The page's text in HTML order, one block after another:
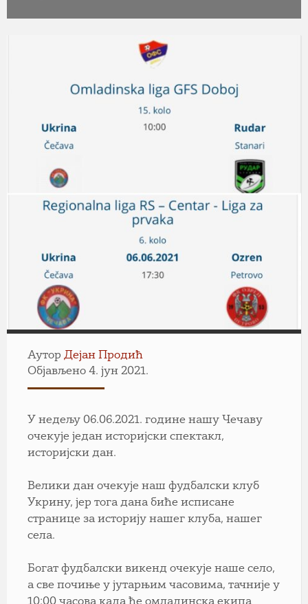
Аутор Дејан Продић
Објављено 4. јун 2021.
У недељу 06.06.2021. године нашу Чечаву
очекује један историјски спектакл,
историјски дан.
Велики дан очекује наш фудбалски клуб
Укрину, јер тога дана биће исписане
странице за историју нашег клуба, нашег
села.
Богат фудбалски викенд очекује наше село,
а све почиње у јутарњим часовима, тачније у
10:00 часова када ће омладинска екипа